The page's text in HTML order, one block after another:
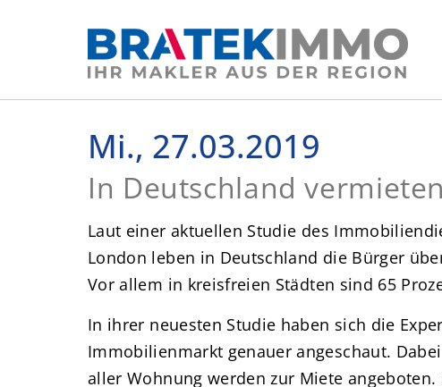
Mi., 27.03.2019
In Deutschland
Laut einer aktuellen Studie des
London leben in Deutschland die Bürger
Vor allem in kreisfreien Städten sind 65
In ihrer neuesten Studie haben sich die
Immobilienmarkt genauer angeschaut.
aller Wohnung werden zur Miete